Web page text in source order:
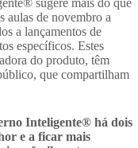
aulas de novembro a
a lançamentos de
específicos. Estes
do produto, têm
que compartilham
Inteligente® há dois
e a ficar mais